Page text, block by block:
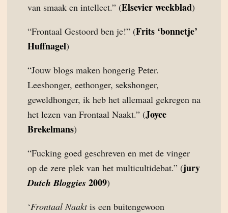
van smaak en intellect.” (Elsevier weekblad)
“Frontaal Gestoord ben je!” (Frits ‘bonnetje’
Huffnagel)
“Jouw blogs maken hongerig Peter.
Leeshonger, eethonger, sekshonger,
geweldhonger, ik heb het allemaal gekregen na
het lezen van Frontaal Naakt.” (Joyce
Brekelmans)
“Fucking goed geschreven en met de vinger
op de zere plek van het multicultidebat.” (jury
Dutch Bloggies 2009)
‘Frontaal Naaktis een buitengewoon